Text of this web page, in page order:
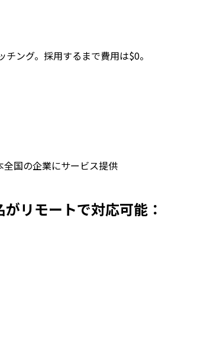
ング。採用するまで費用は$0。
全国の企業にサービス提供
リモートで対応可能：